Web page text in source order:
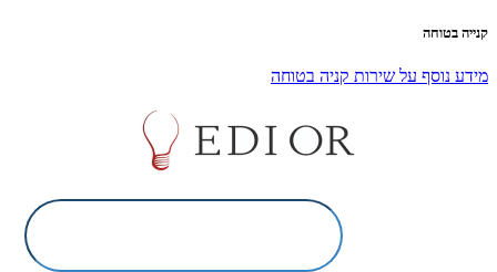
קנייה בטוחה
מידע נוסף על שירות קניה בטוחה